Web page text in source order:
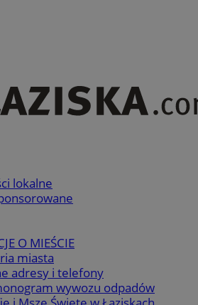
lokalne
O MIEŚCIE
miasta
adresy i telefony
wywozu odpadów